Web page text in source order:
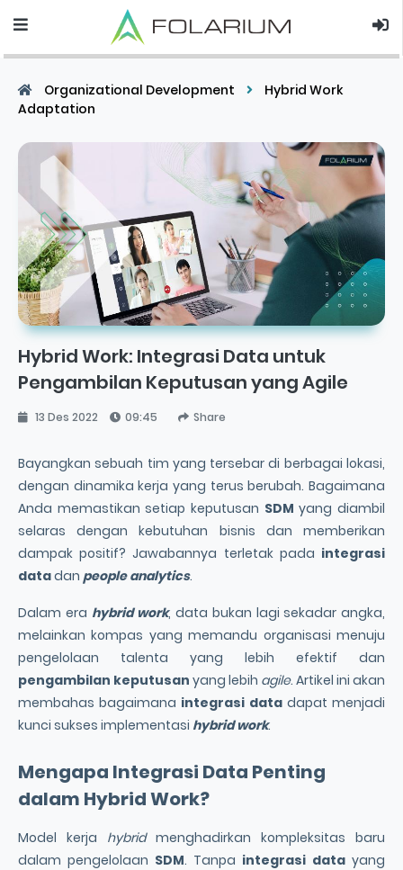
Organizational Development
Hybrid Work
Adaptation
Hybrid Work: Integrasi Data untuk
Pengambilan Keputusan yang Agile
13 Des 2022 09:45 Share
Bayangkan sebuah tim yang tersebar di berbagai lokasi,
dengan dinamika kerja yang terus berubah. Bagaimana
Anda memastikan setiap keputusan SDM yang diambil
selaras dengan kebutuhan bisnis dan memberikan
dampak positif? Jawabannya terletak pada integrasi
datadan people analytics.
Dalam era hybrid work, data bukan lagi sekadar angka,
melainkan kompas yang memandu organisasi menuju
pengelolaan talenta yang lebih efektif dan
pengambilan keputusan yang lebih agile. Artikel ini akan
membahas bagaimana integrasi data dapat menjadi
kunci sukses implementasi hybrid work.
Mengapa Integrasi Data Penting
dalam Hybrid Work?
Model kerja hybridmenghadirkan kompleksitas baru
dalam pengelolaan SDM. Tanpa integrasi data yang